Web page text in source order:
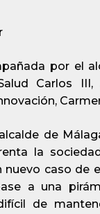
por el
Carlos
de
la
caso de
a una
de